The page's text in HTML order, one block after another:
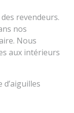
revendeurs.
nos
Nous
aux intérieurs